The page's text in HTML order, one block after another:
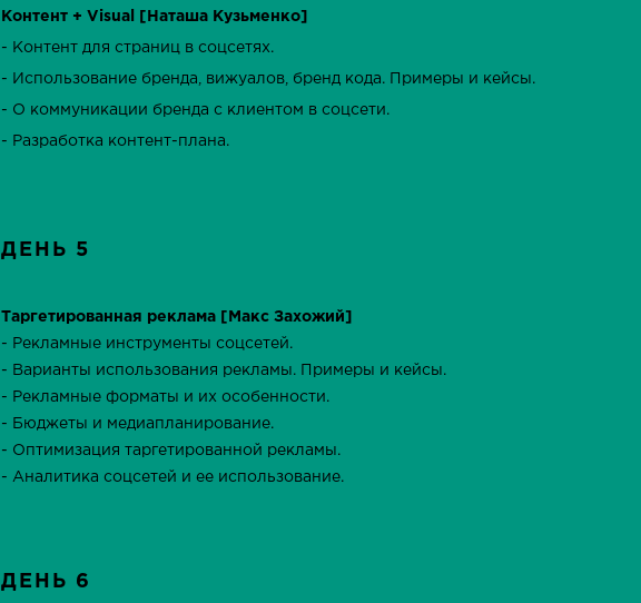
Контент + Visual [Наташа Кузьменко]
- Контент для страниц в соцсетях.
- Использование бренда, вижуалов, бренд кода. Примеры и кейсы.
- О коммуникации бренда с клиентом в соцсети.
- Разработка контент-плана.
ДЕНЬ 5
Таргетированная реклама [Макс Захожий]
- Рекламные инструменты соцсетей.
- Варианты использования рекламы. Примеры и кейсы.
- Рекламные форматы и их особенности.
- Бюджеты и медиапланирование.
- Оптимизация таргетированной рекламы.
- Аналитика соцсетей и ее использование.
ДЕНЬ 6